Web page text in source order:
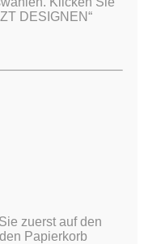
DESIGNEN“
zuerst auf den
Papierkorb